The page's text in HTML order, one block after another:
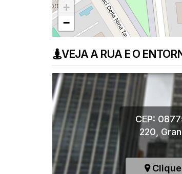
+
−
VEJA A RUA E O
CEP:
220
Clique